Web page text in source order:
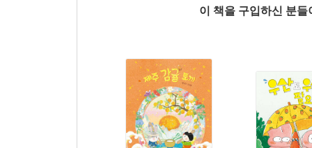
이 책을 구입하신 분